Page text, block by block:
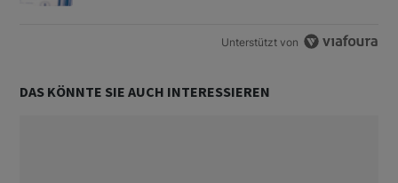
Unterstützt von
DAS KÖNNTE SIE AUCH INTERESSIEREN